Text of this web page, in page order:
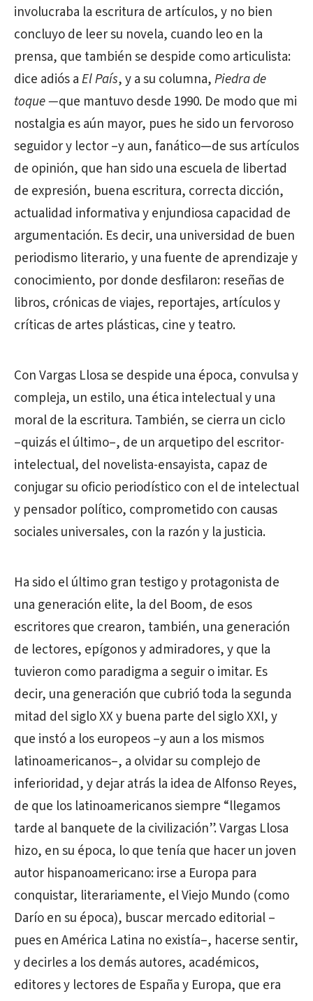
involucraba la escritura de artículos, y no bien
concluyo de leer su novela, cuando leo en la
prensa, que también se despide como articulista:
dice adiós aEl País, y a su columna,Piedra de
toque —que mantuvo desde 1990. De modo que mi
nostalgia es aún mayor, pues he sido un fervoroso
seguidor y lector –y aun, fanático—de sus artículos
de opinión, que han sido una escuela de libertad
de expresión, buena escritura, correcta dicción,
actualidad informativa y enjundiosa capacidad de
argumentación. Es decir, una universidad de buen
periodismo literario, y una fuente de aprendizaje y
conocimiento, por donde desfilaron: reseñas de
libros, crónicas de viajes, reportajes, artículos y
críticas de artes plásticas, cine y teatro.
Con Vargas Llosa se despide una época, convulsa y
compleja, un estilo, una ética intelectual y una
moral de la escritura. También, se cierra un ciclo
–quizás el último–, de un arquetipo del escritor-
intelectual, del novelista-ensayista, capaz de
conjugar su oficio periodístico con el de intelectual
y pensador político, comprometido con causas
sociales universales, con la razón y la justicia.
Ha sido el último gran testigo y protagonista de
una generación elite, la del Boom, de esos
escritores que crearon, también, una generación
de lectores, epígonos y admiradores, y que la
tuvieron como paradigma a seguir o imitar. Es
decir, una generación que cubrió toda la segunda
mitad del siglo XX y buena parte del siglo XXI, y
que instó a los europeos –y aun a los mismos
latinoamericanos–, a olvidar su complejo de
inferioridad, y dejar atrás la idea de Alfonso Reyes,
de que los latinoamericanos siempre “llegamos
tarde al banquete de la civilización”. Vargas Llosa
hizo, en su época, lo que tenía que hacer un joven
autor hispanoamericano: irse a Europa para
conquistar, literariamente, el Viejo Mundo (como
Darío en su época), buscar mercado editorial –
pues en América Latina no existía–, hacerse sentir,
y decirles a los demás autores, académicos,
editores y lectores de España y Europa, que era